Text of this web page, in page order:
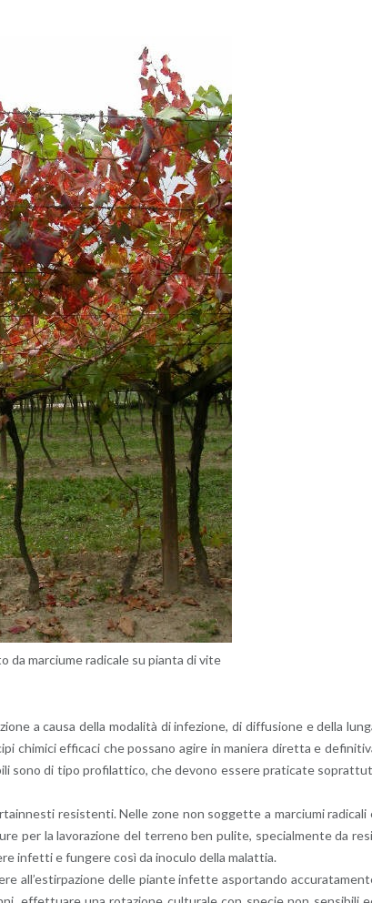
da mar­ciu­me ra­di­ca­le su pian­ta di vite
a causa della mo­da­li­tà di in­fe­zio­ne, di dif­fu­sio­ne e della
chi­mi­ci ef­fi­ca­ci che pos­sa­no agire in ma­nie­ra di­ret­ta e
sono di tipo pro­fi­lat­ti­co, che de­vo­no es­se­re pra­ti­ca­te
re­si­sten­ti. Nelle zone non sog­get­te a mar­ciu­mi ra­di­ca­li
per la la­vo­ra­zio­ne del ter­re­no ben pu­li­te, spe­cial­men­te da
in­fet­ti e fun­ge­re così da ino­cu­lo della ma­lat­tia.
al­l’e­stir­pa­zio­ne delle pian­te in­fet­te aspor­tan­do